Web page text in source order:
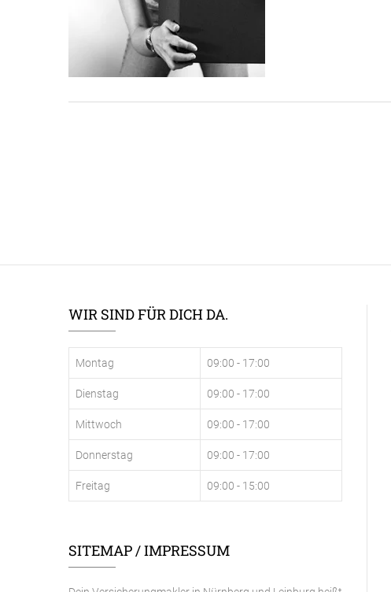
WIR SIND FÜR DICH DA.
Montag 09:00 - 17:00
Dienstag 09:00 - 17:00
Mittwoch 09:00 - 17:00
Donnerstag 09:00 - 17:00
Freitag 09:00 - 15:00
SITEMAP / IMPRESSUM